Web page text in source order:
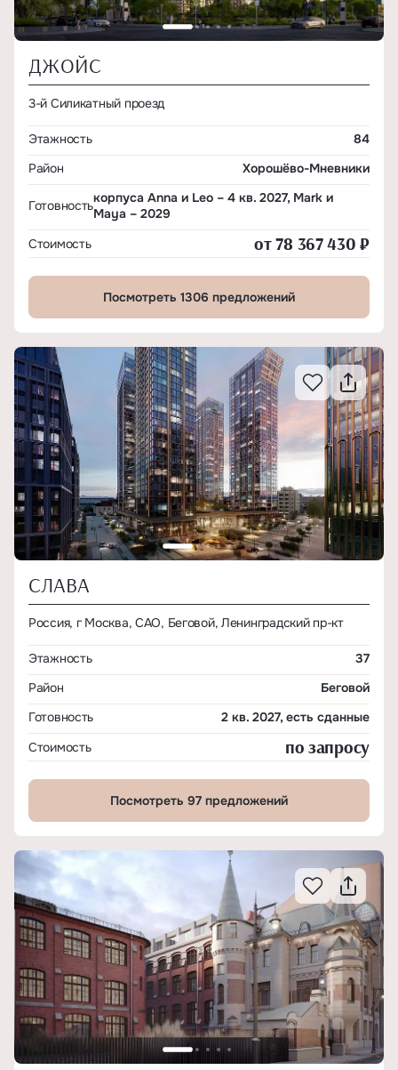
ДЖОЙС
3-й Силикатный проезд
Этажность
84
Район
Хорошёво-Мневники
Готовностькорпуса Anna и Leo – 4 кв. 2027, Mark и
Maya – 2029
Стоимость
от 78 367 430 ₽
Посмотреть 1306 предложений
СЛАВА
Россия, г Москва, САО, Беговой, Ленинградский пр-кт
Этажность
37
Район
Беговой
Готовность
2 кв. 2027, есть сданные
Стоимость
по запросу
Посмотреть 97 предложений